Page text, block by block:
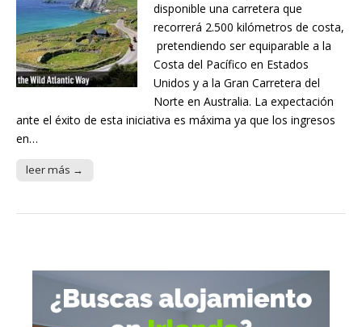
disponible una carretera que
recorrerá 2.500 kilómetros de costa,
pretendiendo ser equiparable a la
Costa del Pacífico en Estados
Unidos y a la Gran Carretera del
Norte en Australia. La expectación
ante el éxito de esta iniciativa es máxima ya que los ingresos
en…
leer más →